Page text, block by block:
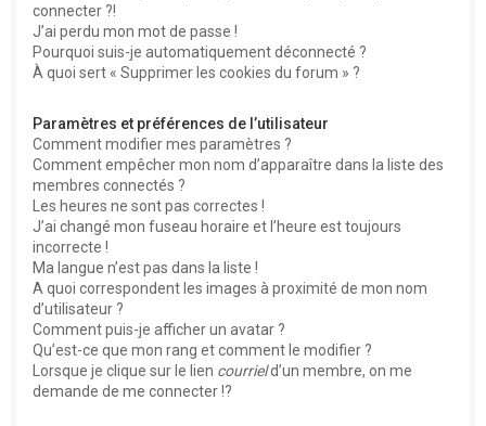
connecter ?!
J’ai perdu mon mot de passe !
Pourquoi suis-je automatiquement déconnecté ?
À quoi sert « Supprimer les cookies du forum » ?
Paramètres et préférences de l’utilisateur
Comment modifier mes paramètres ?
Comment empêcher mon nom d’apparaître dans la liste des
membres connectés ?
Les heures ne sont pas correctes !
J’ai changé mon fuseau horaire et l’heure est toujours
incorrecte !
Ma langue n’est pas dans la liste !
A quoi correspondent les images à proximité de mon nom
d’utilisateur ?
Comment puis-je afficher un avatar ?
Qu’est-ce que mon rang et comment le modifier ?
Lorsque je clique sur le lien courrield’un membre, on me
demande de me connecter !?